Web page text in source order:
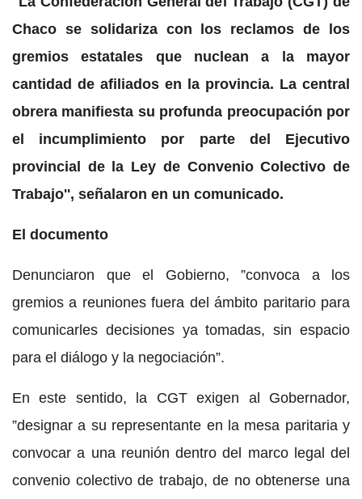
Chaco se solidariza con los reclamos de los
gremios estatales que nuclean a la mayor
cantidad de afiliados en la provincia. La central
obrera manifiesta su profunda preocupación por
el incumplimiento por parte del Ejecutivo
provincial de la Ley de Convenio Colectivo de
Trabajo'', señalaron en un comunicado.
El documento
Denunciaron que el Gobierno, ”convoca a los
gremios a reuniones fuera del ámbito paritario para
comunicarles decisiones ya tomadas, sin espacio
para el diálogo y la negociación”.
En este sentido, la CGT exigen al Gobernador,
”designar a su representante en la mesa paritaria y
convocar a una reunión dentro del marco legal del
convenio colectivo de trabajo, de no obtenerse una